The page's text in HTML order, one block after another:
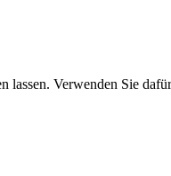
lassen. Verwenden Sie